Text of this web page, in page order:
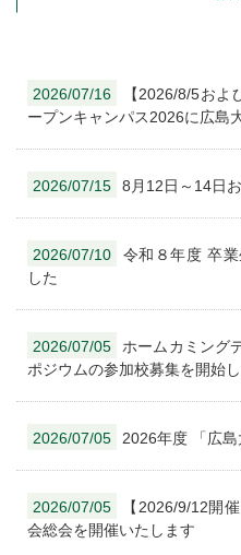
2026/07/16
【2026/8/5お
ープンキャンパス2026に広島
2026/07/15 8月12日～14日
2026/07/10
令和８年度 卒
した
2026/07/05
ホームカミング
ポジウムの参加校募集を開始
2026/07/05 2026年度 「広
2026/07/05
【2026/9/12開
会総会を開催いたします